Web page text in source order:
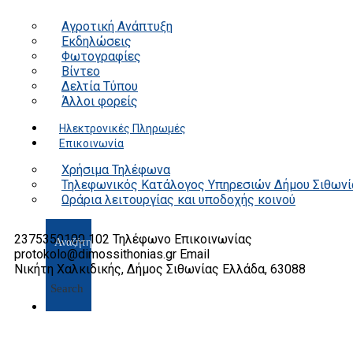
Αγροτική Ανάπτυξη
Εκδηλώσεις
Φωτογραφίες
Βίντεο
Δελτία Τύπου
Άλλοι φορείς
Ηλεκτρονικές Πληρωμές
Επικοινωνία
Χρήσιμα Τηλέφωνα
Τηλεφωνικός Κατάλογος Υπηρεσιών Δήμου
Ωράρια λειτουργίας και υποδοχής κοινού
Search
2375350100 102 Τηλέφωνο Επικοινωνίας
protokolo@dimossithonias.gr Email
Νικήτη Χαλκιδικής, Δήμος Σιθωνίας Ελλάδα, 63088